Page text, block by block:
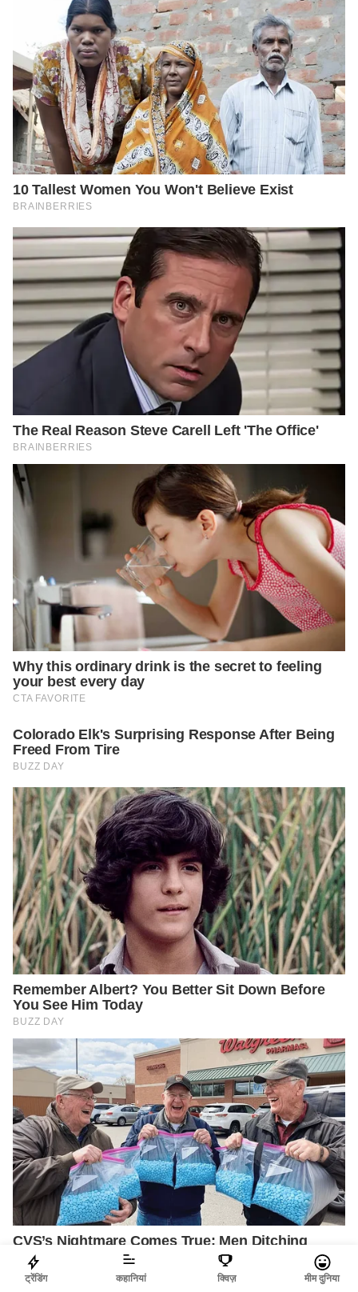
ट्रेंडिंग कहानियां क्विज़ मीम दुनिया